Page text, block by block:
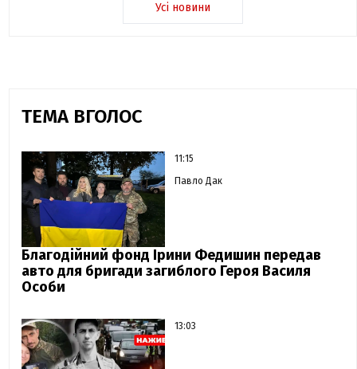
Усі новини
ТЕМА ВГОЛОС
11:15
Павло Дак
Благодійний фонд Ірини Федишин передав
авто для бригади загиблого Героя Василя
Особи
13:03